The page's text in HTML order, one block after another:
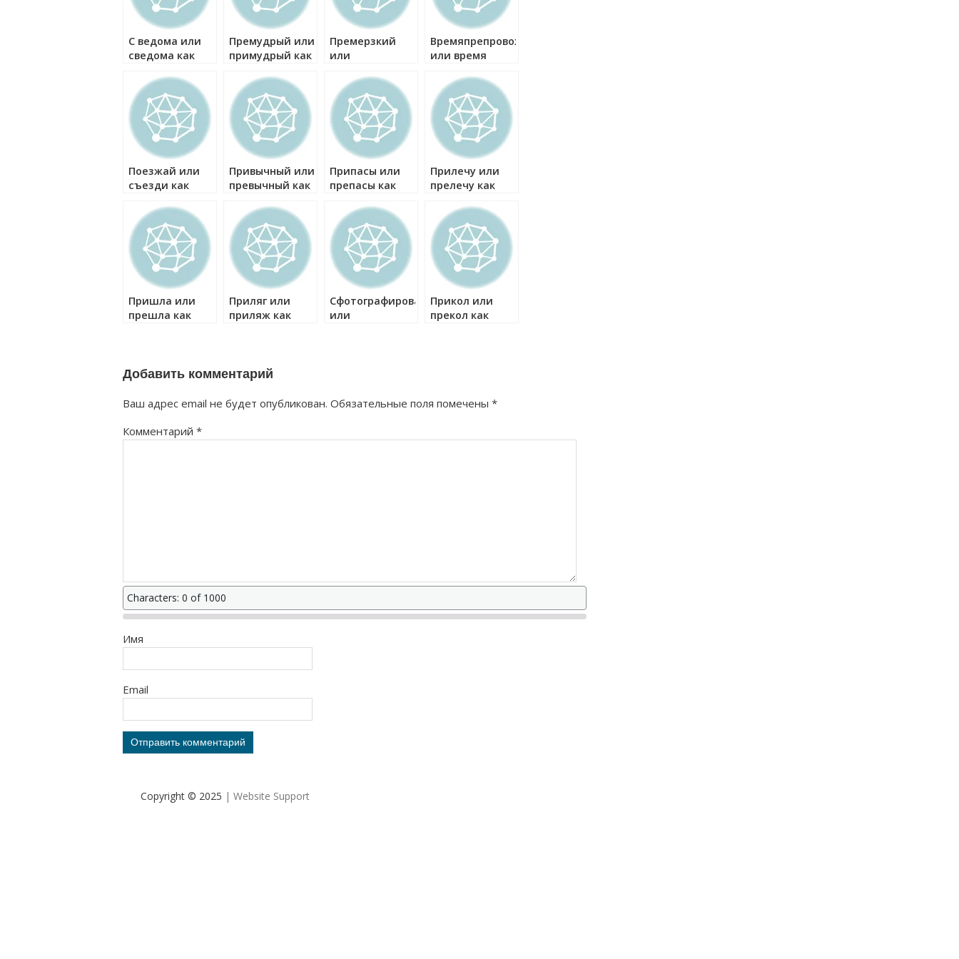
С ведома или
сведома как
Премудрый или
примудрый как
Премерзкий
или
как правильно?
Времяпрепровождение
или время
как правильно?
Поезжай или
съезди как
Привычный или
превычный как
Припасы или
препасы как
Прилечу или
прелечу как
Пришла или
прешла как
Приляг или
приляж как
Сфотографироваться
или
Прикол или
прекол как
Добавить комментарий
Ваш адрес email не будет опубликован. Обязательные поля помечены *
Комментарий *
Characters: 0 of 1000
Имя
Email
Copyright © 2025 | Website Support